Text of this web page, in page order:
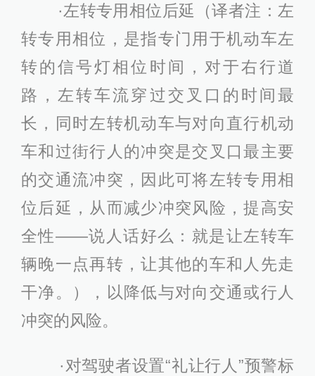
·左转专用相位后延（译者注：左
转专用相位，是指专门用于机动车左
转的信号灯相位时间，对于右行道
路，左转车流穿过交叉口的时间最
长，同时左转机动车与对向直行机动
车和过街行人的冲突是交叉口最主要
的交通流冲突，因此可将左转专用相
位后延，从而减少冲突风险，提高安
全性——说人话好么：就是让左转车
辆晚一点再转，让其他的车和人先走
干净。），以降低与对向交通或行人
冲突的风险。
·对驾驶者设置“礼让行人”预警标